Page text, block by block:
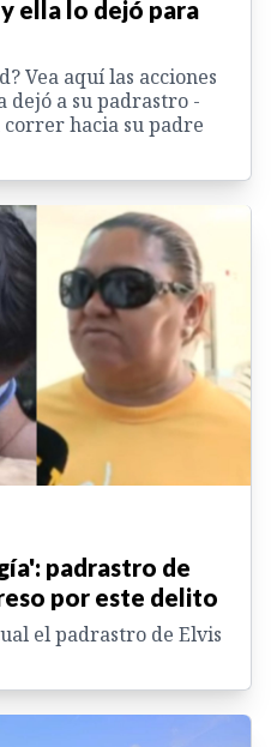
ella lo dejó para
Vea aquí las acciones
dejó a su padrastro -
hacia su padre
padrastro de
por este delito
el padrastro de Elvis